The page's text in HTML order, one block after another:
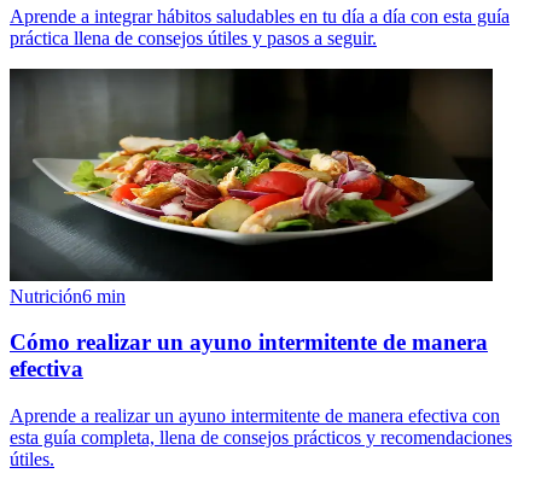
Aprende a integrar hábitos saludables en tu día a día con esta guía
práctica llena de consejos útiles y pasos a seguir.
Nutrición6 min
Cómo realizar un ayuno intermitente de manera
efectiva
Aprende a realizar un ayuno intermitente de manera efectiva con
esta guía completa, llena de consejos prácticos y recomendaciones
útiles.